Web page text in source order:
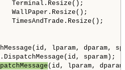
lparam, dparam,
sparam);
(id, lparam,